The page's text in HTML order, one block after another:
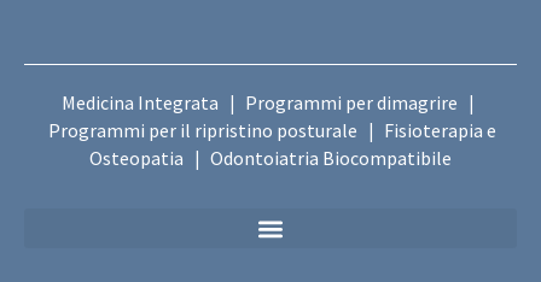
Medicina Integrata Programmi per dimagrire
Programmi per il ripristino posturale
Fisioterapia e
Osteopatia
Odontoiatria Biocompatibile